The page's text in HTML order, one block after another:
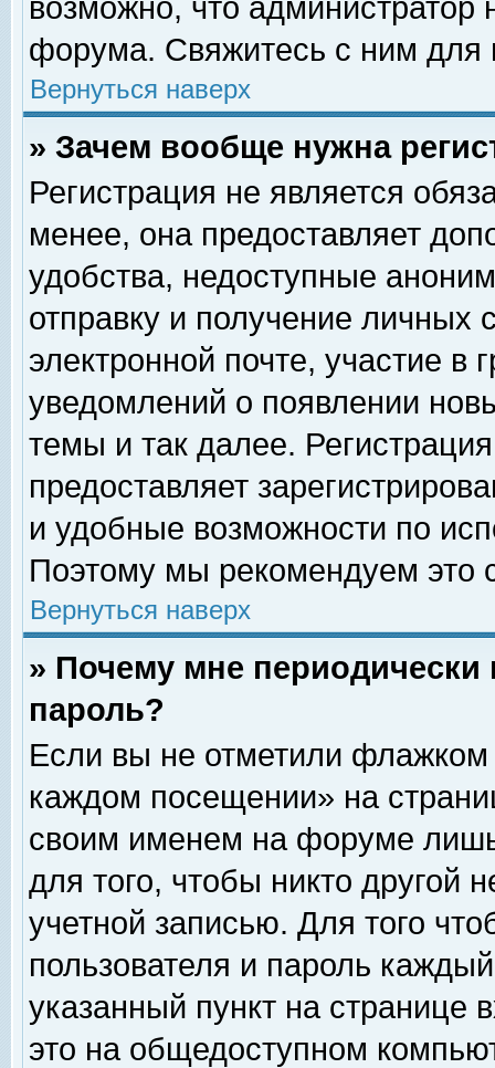
возможно, что
форума. Свяжитесь с ним для
Вернуться наверх
» Зачем вообще нужна
Регистрация не является
менее, она предоставляет
удобства, недоступные
отправку и получение личных
электронной почте, участие в
уведомлений о появлении
темы и так далее.
предоставляет
и удобные возможности по
Поэтому мы рекомендуем это
Вернуться наверх
» Почему мне
пароль?
Если вы не отметили флажком
каждом посещении» на
своим именем на форуме
для того, чтобы никто другой
учетной записью. Для того
пользователя и пароль
указанный пункт на
это на общедоступном